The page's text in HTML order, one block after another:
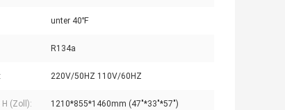
unter 40℉
R134a
220V/50HZ 110V/60HZ
H (Zoll): 1210*855*1460mm (47"*33"*57")